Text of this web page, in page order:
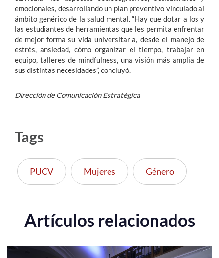
emocionales, desarrollando un plan preventivo vinculado al
ámbito genérico de la salud mental. “Hay que dotar a los y
las estudiantes de herramientas que les permita enfrentar
de mejor forma su vida universitaria, desde el manejo de
estrés, ansiedad, cómo organizar el tiempo, trabajar en
equipo, talleres de mindfulness, una visión más amplia de
sus distintas necesidades”, concluyó.
Dirección de Comunicación Estratégica
Tags
PUCV Mujeres Género
Artículos relacionados